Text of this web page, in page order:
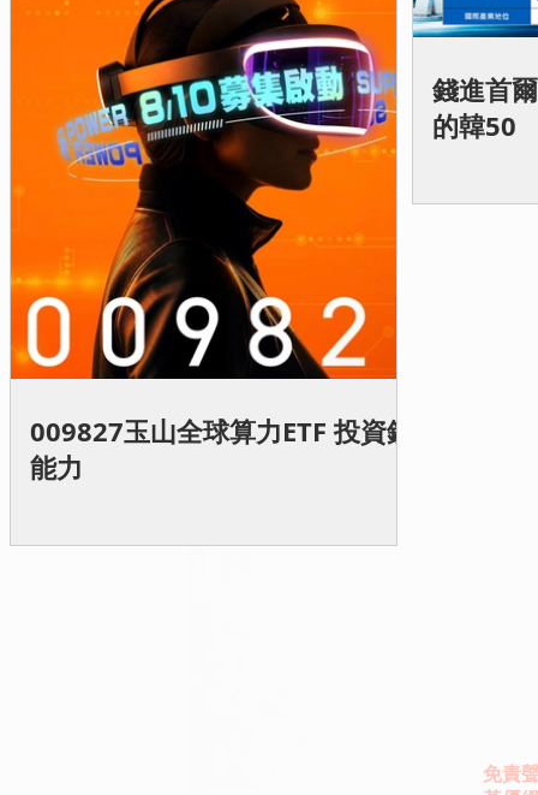
009827玉山全球算力ETF 投資鈔
能力
錢進首
的韓50
免責